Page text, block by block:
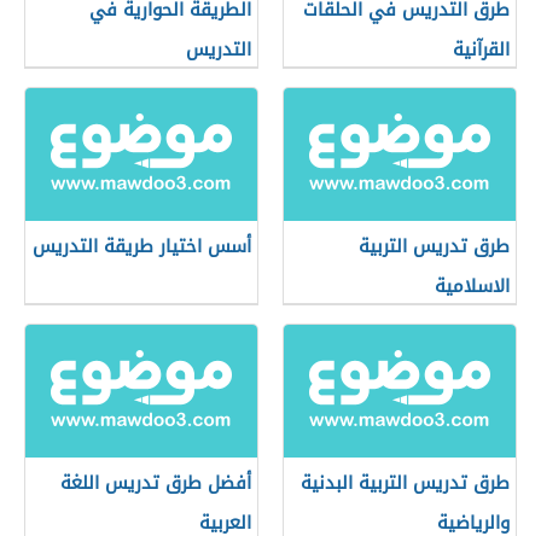
طرق التدريس في الحلقات
القرآنية
الطريقة الحوارية في
التدريس
طرق تدريس التربية
الاسلامية
أسس اختيار طريقة التدريس
طرق تدريس التربية البدنية
والرياضية
أفضل طرق تدريس اللغة
العربية